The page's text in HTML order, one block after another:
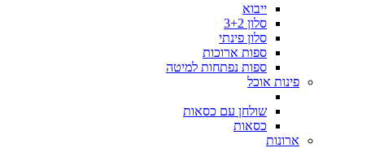
ייבוא
סלון 3+2
סלון פינתי
ספות ארוכות
ספות נפתחות למיטה
פינות אוכל
שולחן עם כסאות
כסאות
ארונות